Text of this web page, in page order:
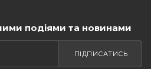
подіями та новинами
ПІДПИСАТИСЬ